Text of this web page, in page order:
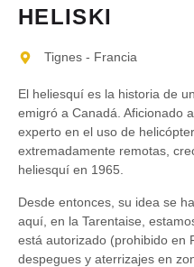
HELISKI
Tignes - Francia
El heliesquí es la historia de
emigró a Canadá. Aficionado
experto en el uso de
extremadamente remotas,
heliesquí en 1965.
Desde entonces, su idea se
aquí, en la Tarentaise,
está autorizado (prohibido en
despegues y aterrizajes en